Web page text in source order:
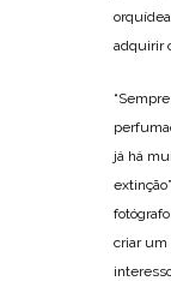
adquirir
já há
criar um